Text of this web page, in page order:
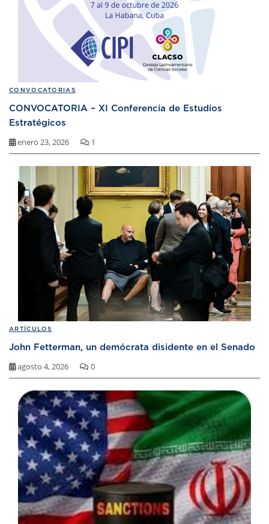
CONVOCATORIAS
CONVOCATORIA – XI Conferencia de Estudios
Estratégicos
enero 23, 2026 1
ARTÍCULOS
John Fetterman, un demócrata disidente en el Senado
agosto 4, 2026 0